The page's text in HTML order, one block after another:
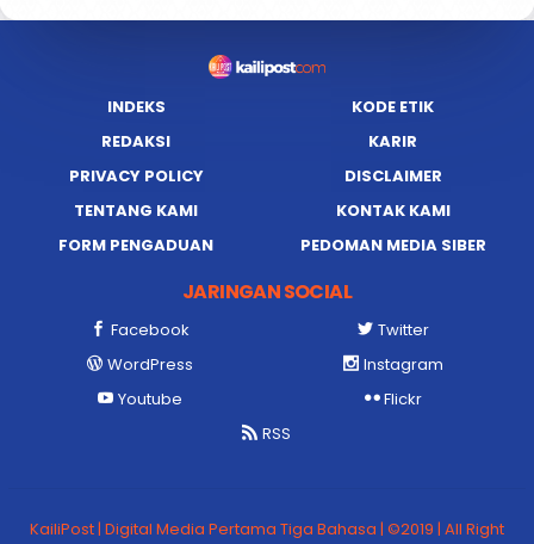
INDEKS
KODE ETIK
REDAKSI
KARIR
PRIVACY POLICY
DISCLAIMER
TENTANG KAMI
KONTAK KAMI
FORM PENGADUAN
PEDOMAN MEDIA SIBER
JARINGAN SOCIAL
Facebook
Twitter
WordPress
Instagram
Youtube
Flickr
RSS
KailiPost | Digital Media Pertama Tiga Bahasa | ©2019 | All Right